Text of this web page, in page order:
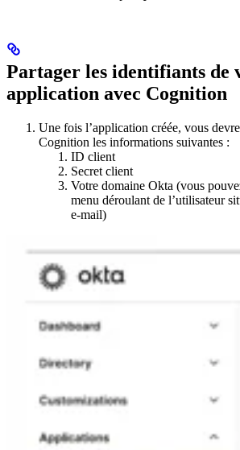
Partager les identifiants de
application avec Cognition
Une fois l’application créée, vous
Cognition les informations suivantes :
ID client
Secret client
Votre domaine Okta (vous
menu déroulant de l’utilisateur
e-mail)